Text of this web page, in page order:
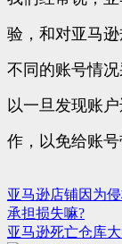
验，和对亚马
不同的账号情
以一旦发现账
作，以免给账
文
章
亚马逊店铺因为
承担损失嘛?
亚马逊死亡仓库